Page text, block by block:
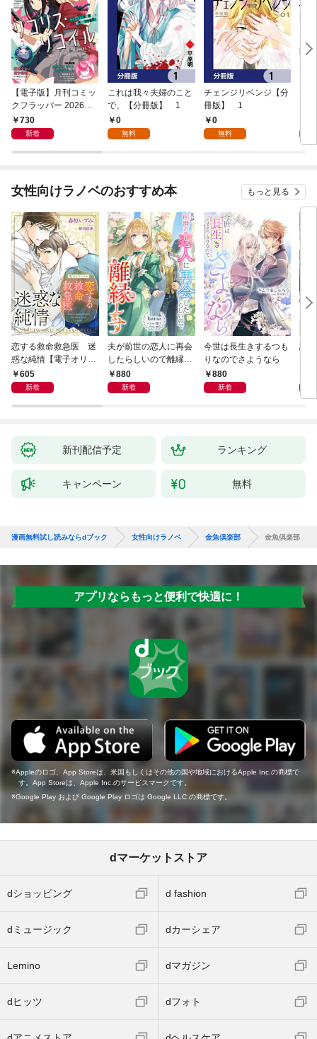
【電子版】月刊コミッ
クフラッパー 2026年9
月号730
新着
これは我々夫婦のこと
で、【分冊版】 1
0
無料
チェンジリベンジ【分
冊版】 1
0
無料
チ
女性向けラノベのおすすめ本 もっと見る
恋する救命救急医 迷
惑な純情【電子オリジ
ナル】
605
新着
夫が前世の恋人に再会
したらしいので離縁し
ます880
新着
今世は長生きするつも
りなのでさようなら
880
新着
話
で
新刊配信予定 ランキング
キャンペーン 無料
漫画無料試し読みならdブック 女性向けラノベ 金魚倶楽部 金魚倶楽部
アプリならもっと便利で快適に！
Appleのロゴ、App Storeは、米国もしくはその他の国や地域におけるApple Inc.の商標で
す。App Storeは、Apple Inc.のサービスマークです。
Google Play および Google Play ロゴは Google LLC の商標です。
dマーケットストア
dショッピング d fashion
dミュージック dカーシェア
Lemino dマガジン
dヒッツ dフォト